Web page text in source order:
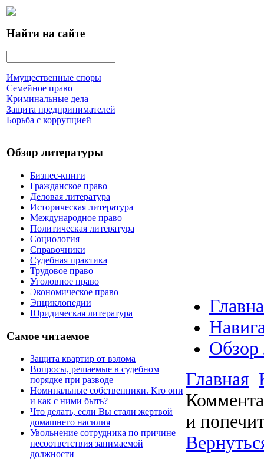
Найти на сайте
Имущественные споры
Семейное право
Криминальные дела
Защита предпринимателей
Борьба с коррупцией
Обзор литературы
Бизнес-книги
Гражданское право
Деловая литература
Историческая литература
Международное право
Политическая литература
Социология
Справочники
Судебная практика
Трудовое право
Уголовное право
Экономическое право
Энциклопедии
Юридическая литература
Самое читаемое
Защита квартир от взлома
Вопросы, решаемые в судебном
порядке при разводе
Номинальные собственники. Кто они
и как с ними быть?
Что делать, если Вы стали жертвой
домашнего насилия
Увольнение сотрудника по причине
несоответствия занимаемой
должности
Обзор
Главная
и